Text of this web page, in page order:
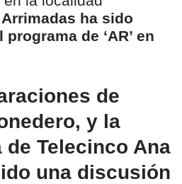
ha sido
de ‘AR’ en
de
y la
Telecinco Ana
una discusión